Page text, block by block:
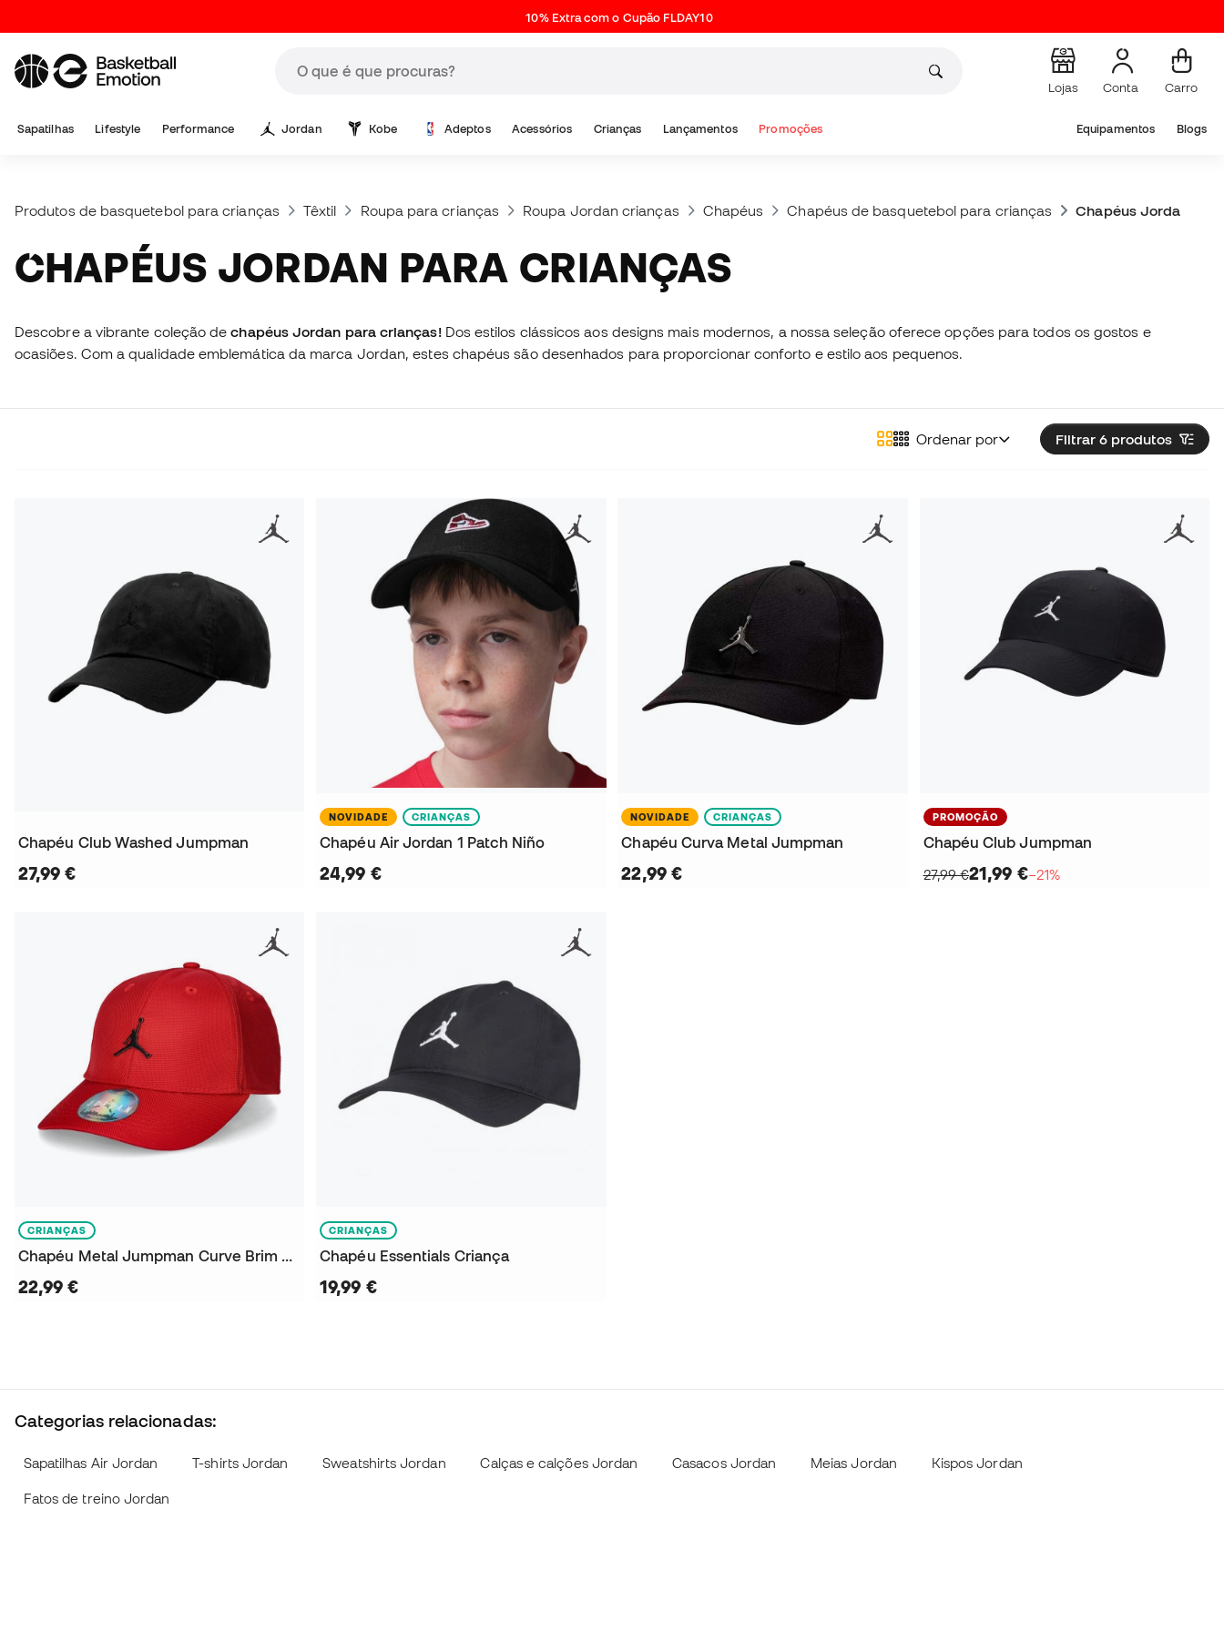
10% Extra com o Cupão FLDAY10
Lojas Conta Carro
Sapatilhas Lifestyle Performance Jordan Kobe Adeptos Acessórios Crianças Lançamentos Promoções Equipamentos Blogs
Produtos de basquetebol para crianças Têxtil Roupa para crianças Roupa Jordan crianças Chapéus Chapéus de basquetebol para crianças Chapéus Jordan
CHAPÉUS JORDAN PARA CRIANÇAS
Descobre a vibrante coleção dechapéus Jordan para crianças! Dos estilos clássicos aos designs mais modernos, a nossa seleção oferece opções para todos os gostos e
ocasiões. Com a qualidade emblemática da marca Jordan, estes chapéus são desenhados para proporcionar conforto e estilo aos pequenos.
Filtrar 6 produtos
Ordenar por
Chapéu Club Washed Jumpman
27,99 €
NOVIDADE CRIANÇAS
Chapéu Air Jordan 1 Patch Niño
24,99 €
NOVIDADE CRIANÇAS
Chapéu Curva Metal Jumpman
22,99 €
PROMOÇÃO
Chapéu Club Jumpman
27,99 €21,99 €−21%
CRIANÇAS
Chapéu Metal Jumpman Curve Brim Criança
22,99 €
CRIANÇAS
Chapéu Essentials Criança
19,99 €
Categorias relacionadas:
Sapatilhas Air Jordan T-shirts Jordan Sweatshirts Jordan Calças e calções Jordan Casacos Jordan Meias Jordan Kispos Jordan
Fatos de treino Jordan